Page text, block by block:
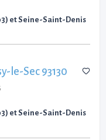
et Seine-Saint-Denis
le-Sec 93130
et Seine-Saint-Denis